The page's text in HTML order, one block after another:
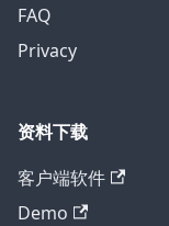
FAQ
Privacy
资料下载
客户端软件
Demo